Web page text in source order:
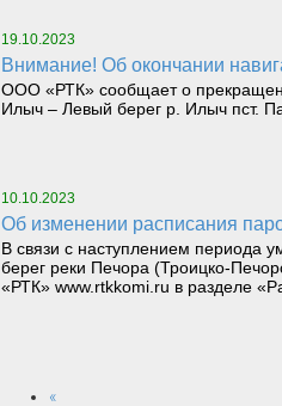
19.10.2023
Внимание! Об окончании
ООО «РТК» сообщает о
Илыч – Левый берег р. Илыч пст.
10.10.2023
Об изменении расписания
В связи с наступлением периода
берег реки Печора (Троицко-
«РТК» www.rtkkomi.ru в разделе
«